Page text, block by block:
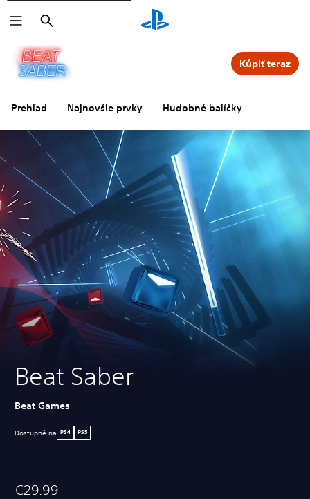
Vyhľadať
Prehľad Najnovšie prvky Hudobné balíčky
Kúpiť teraz
Beat Saber
Beat Games
Dostupné na PS4 PS5
€29.99